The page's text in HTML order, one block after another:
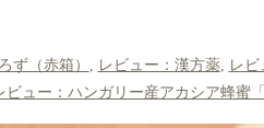
ず（赤箱） , レビュー：漢方薬, レビ
ビュー：ハンガリー産アカシア蜂蜜「